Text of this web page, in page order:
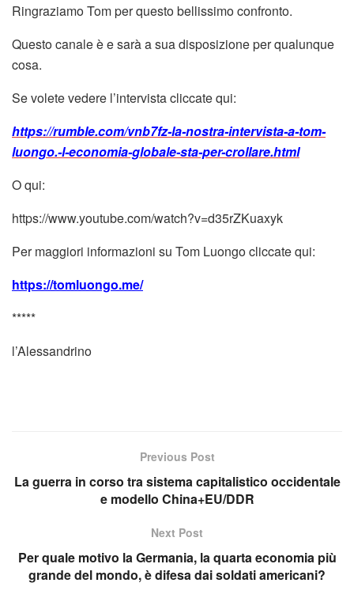
Ringraziamo Tom per questo bellissimo confronto.
Questo canale è e sarà a sua disposizione per qualunque
cosa.
Se volete vedere l’intervista cliccate qui:
https://rumble.com/vnb7fz-la-nostra-intervista-a-tom-
luongo.-l-economia-globale-sta-per-crollare.html
O qui:
https://www.youtube.com/watch?v=d35rZKuaxyk
Per maggiori informazioni su Tom Luongo cliccate qui:
https://tomluongo.me/
*****
l’Alessandrino
Previous Post
La guerra in corso tra sistema capitalistico occidentale
e modello China+EU/DDR
Next Post
Per quale motivo la Germania, la quarta economia più
grande del mondo, è difesa dai soldati americani?